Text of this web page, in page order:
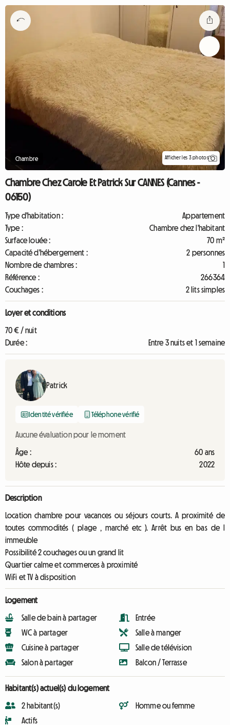
Chambre Afficher les 3 photos
Chambre Chez Carole Et Patrick Sur CANNES (Cannes -
06150)
Type d'habitation :
Appartement
Type :
Chambre chez l'habitant
Surface louée :
70 m²
Capacité d'hébergement :
2 personnes
Nombre de chambres :
1
Référence :
266364
Couchages :
2 lits simples
Loyer et conditions
70 € / nuit
Durée :
Entre 3 nuits et 1 semaine
Patrick
Identité vérifiée Téléphone vérifié
Aucune évaluation pour le moment
Âge :
60 ans
Hôte depuis :
2022
Description
Location chambre pour vacances ou séjours courts. A proximité de
toutes commodités ( plage , marché etc ). Arrêt bus en bas de l
immeuble
Possibilité 2 couchages ou un grand lit
Quartier calme et commerces à proximité
WiFi et TV à disposition
Logement
Salle de bain à partager
WC à partager
Cuisine à partager
Salon à partager
Entrée
Salle à manger
Salle de télévision
Balcon / Terrasse
Habitant(s) actuel(s) du logement
2 habitant(s)
Actifs
Homme ou femme